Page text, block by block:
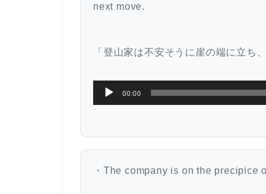
next move.
「登山家は不安そうに崖の端に立ち
声
レ
ヤ
00:00
・The company is on the